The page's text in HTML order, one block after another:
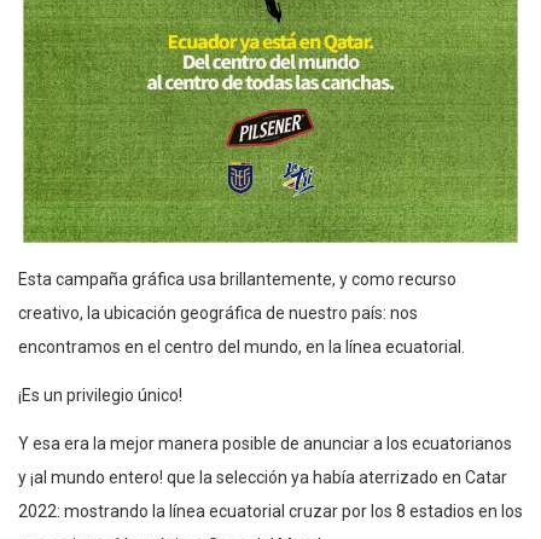
Esta campaña gráfica usa brillantemente, y como recurso
creativo, la ubicación geográfica de nuestro país: nos
encontramos en el centro del mundo, en la línea ecuatorial.
¡Es un privilegio único!
Y esa era la mejor manera posible de anunciar a los ecuatorianos
y ¡al mundo entero! que la selección ya había aterrizado en Catar
2022: mostrando la línea ecuatorial cruzar por los 8 estadios en los